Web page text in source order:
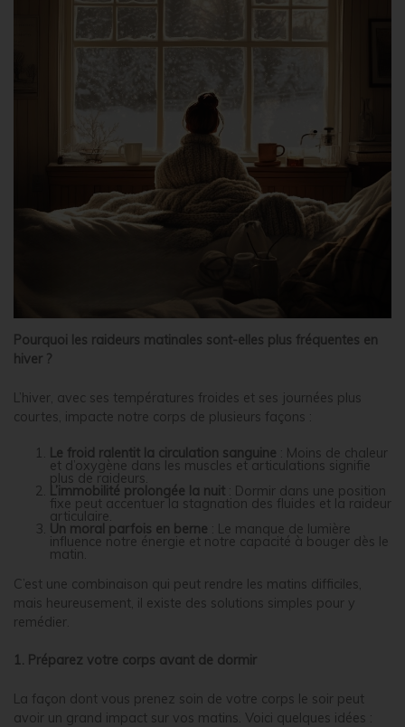
Pourquoi les raideurs matinales sont-elles plus fréquentes en
hiver ?
L’hiver, avec ses températures froides et ses journées plus
courtes, impacte notre corps de plusieurs façons :
Le froid ralentit la circulation sanguine : Moins de chaleur
et d’oxygène dans les muscles et articulations signifie
plus de raideurs.
L’immobilité prolongée la nuit : Dormir dans une position
fixe peut accentuer la stagnation des fluides et la raideur
articulaire.
Un moral parfois en berne : Le manque de lumière
influence notre énergie et notre capacité à bouger dès le
matin.
C’est une combinaison qui peut rendre les matins difficiles,
mais heureusement, il existe des solutions simples pour y
remédier.
1. Préparez votre corps avant de dormir
La façon dont vous prenez soin de votre corps le soir peut
avoir un grand impact sur vos matins. Voici quelques idées :